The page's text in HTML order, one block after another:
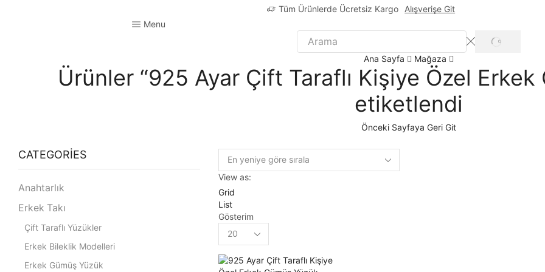
Tüm Ürünlerde Ücretsiz Kargo Alışverişe Git
Menu
Ana Sayfa Mağaza
Ürünler “925 Ayar Çift Taraflı Kişiye Özel
etiketlendi
Önceki Sayfaya Geri Git
View as:
Grid
List
Gösterim
CATEGORIES
Anahtarlık
Erkek Takı
Çift Taraflı Yüzükler
Erkek Bileklik Modelleri
Erkek Gümüş Yüzük